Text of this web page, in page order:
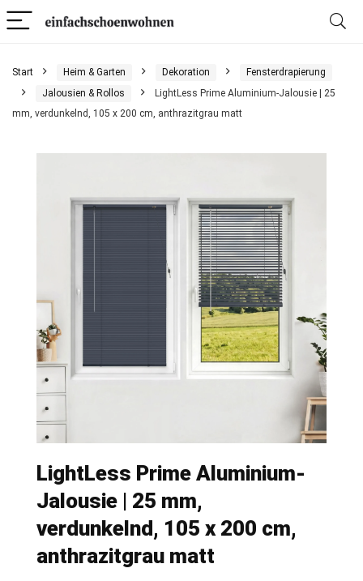
Start Heim & Garten Dekoration
Fensterdrapierung
Jalousien & Rollos
LightLess Prime Aluminium-Jalousie | 25
mm, verdunkelnd, 105 x 200 cm, anthrazitgrau matt
LightLess Prime Aluminium-
Jalousie | 25 mm,
verdunkelnd, 105 x 200 cm,
anthrazitgrau matt